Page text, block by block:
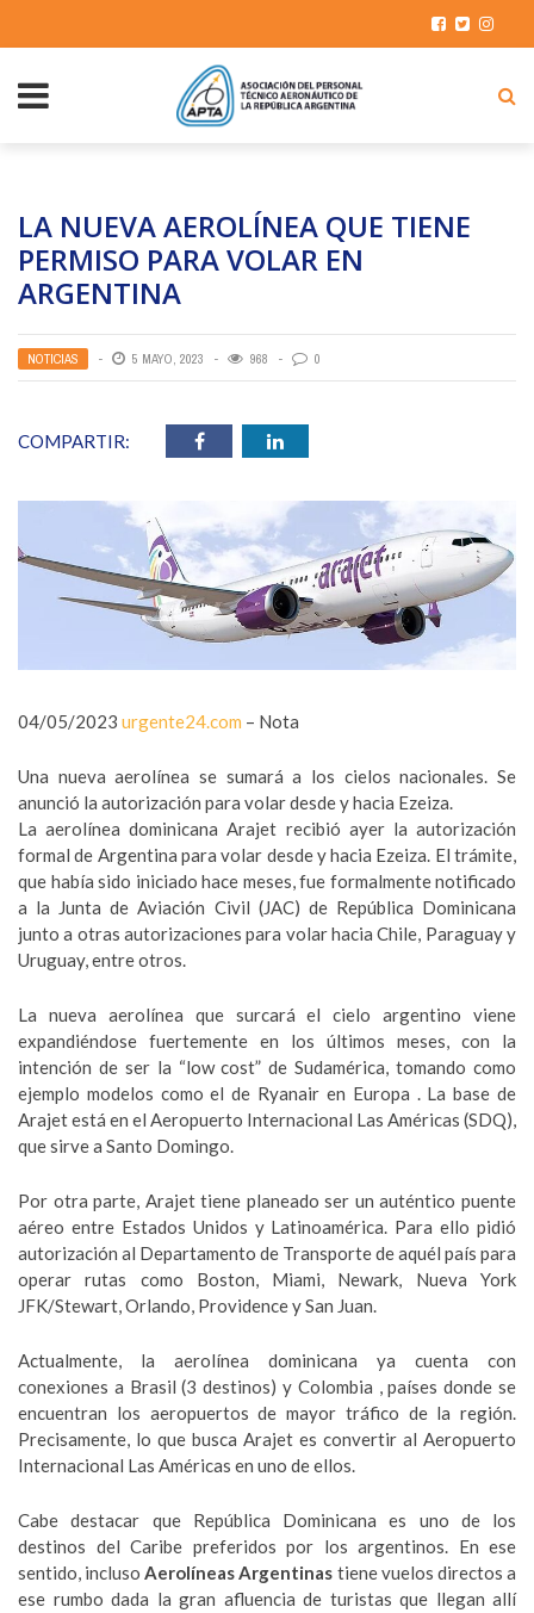
LA NUEVA AEROLÍNEA QUE TIENE
PERMISO PARA VOLAR EN
ARGENTINA
NOTICIAS 5 MAYO, 2023 968 0
COMPARTIR:
04/05/2023 urgente24.com – Nota
Una nueva aerolínea se sumará a los cielos nacionales. Se
anunció la autorización para volar desde y hacia Ezeiza.
La aerolínea dominicana Arajet recibió ayer la autorización
formal de Argentina para volar desde y hacia Ezeiza. El trámite,
que había sido iniciado hace meses, fue formalmente notificado
a la Junta de Aviación Civil (JAC) de República Dominicana
junto a otras autorizaciones para volar hacia Chile, Paraguay y
Uruguay, entre otros.
La nueva aerolínea que surcará el cielo argentino viene
expandiéndose fuertemente en los últimos meses, con la
intención de ser la “low cost” de Sudamérica, tomando como
ejemplo modelos como el de Ryanair en Europa . La base de
Arajet está en el Aeropuerto Internacional Las Américas (SDQ),
que sirve a Santo Domingo.
Por otra parte, Arajet tiene planeado ser un auténtico puente
aéreo entre Estados Unidos y Latinoamérica. Para ello pidió
autorización al Departamento de Transporte de aquél país para
operar rutas como Boston, Miami, Newark, Nueva York
JFK/Stewart, Orlando, Providence y San Juan.
Actualmente, la aerolínea dominicana ya cuenta con
conexiones a Brasil (3 destinos) y Colombia , países donde se
encuentran los aeropuertos de mayor tráfico de la región.
Precisamente, lo que busca Arajet es convertir al Aeropuerto
Internacional Las Américas en uno de ellos.
Cabe destacar que República Dominicana es uno de los
destinos del Caribe preferidos por los argentinos. En ese
sentido, inclusoAerolíneas Argentinas tiene vuelos directos a
ese rumbo dada la gran afluencia de turistas que llegan allí